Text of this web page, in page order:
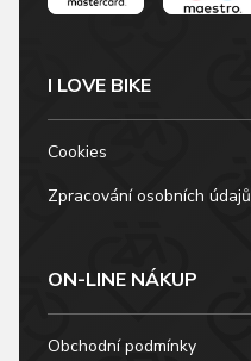
I LOVE BIKE
Cookies
Zpracování osobních údajů
ON-LINE NÁKUP
Obchodní podmínky